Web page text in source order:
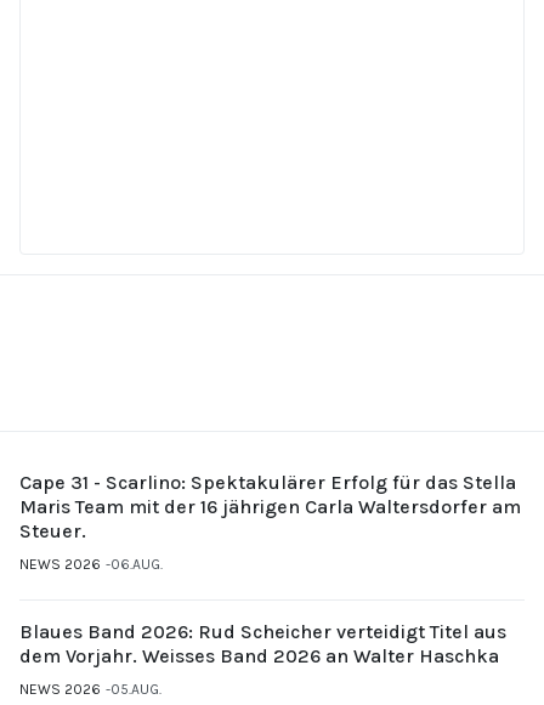
Cape 31 - Scarlino: Spektakulärer Erfolg für das Stella
Maris Team mit der 16 jährigen Carla Waltersdorfer am
Steuer.
NEWS 2026 06.AUG.
Blaues Band 2026: Rud Scheicher verteidigt Titel aus
dem Vorjahr. Weisses Band 2026 an Walter Haschka
NEWS 2026 05.AUG.